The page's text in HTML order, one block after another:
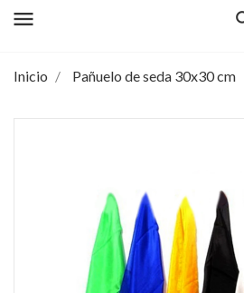
menu
Inicio Pañuelo de seda 30x30 cm